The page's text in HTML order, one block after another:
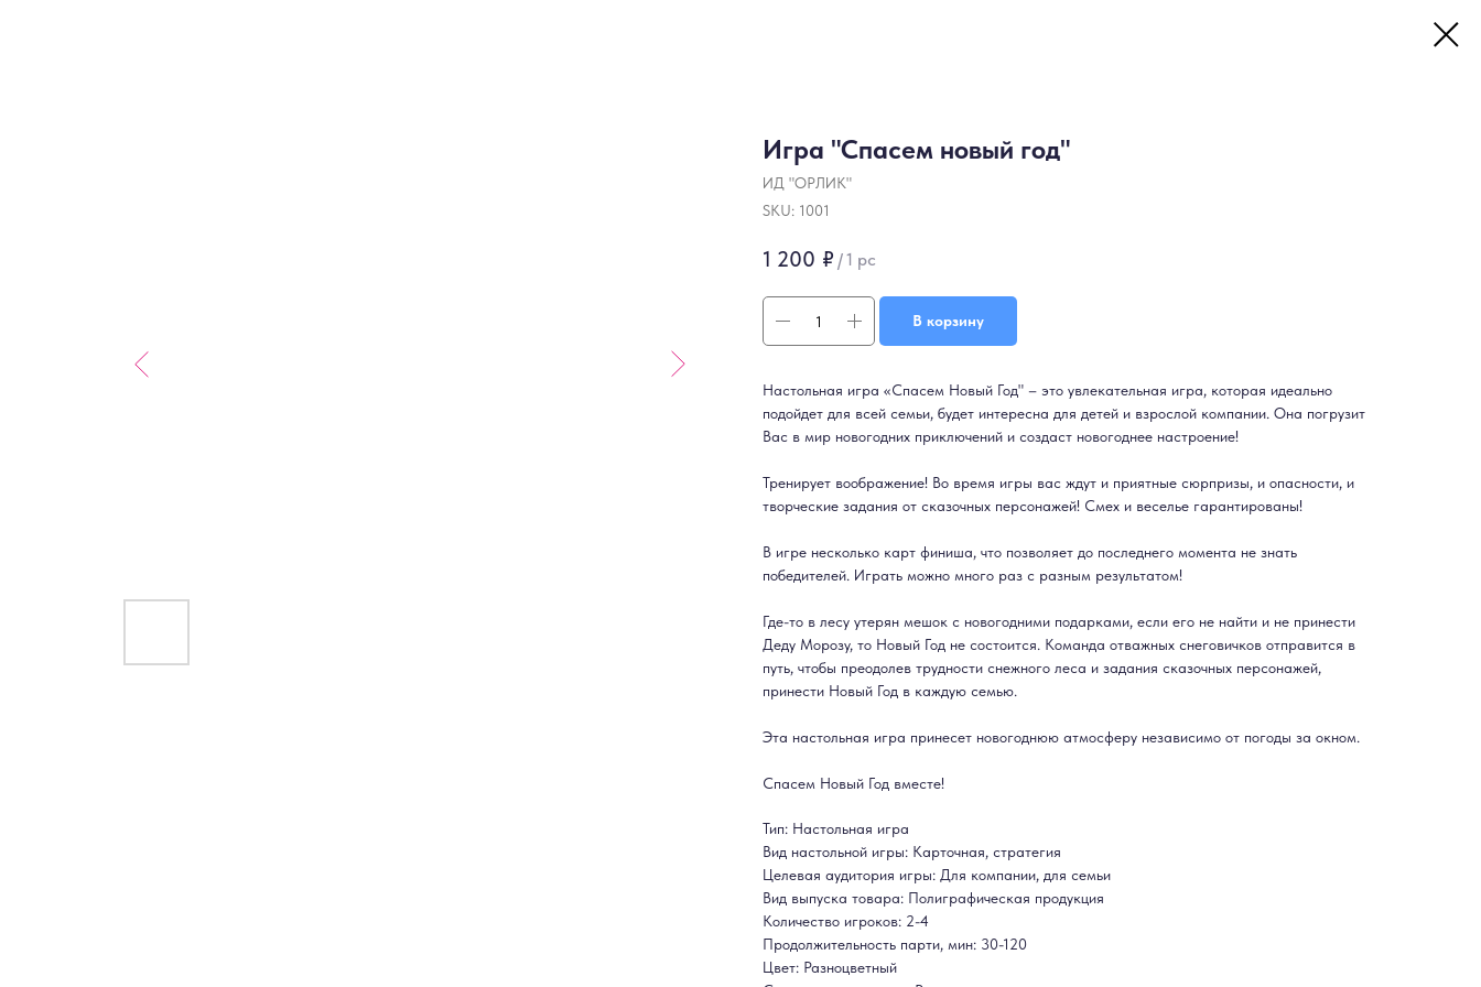
Игра "Спасем новый год"
ИД "ОРЛИК"
SKU: 1001
1 200 ₽ /1 pc
В корзину
Настольная игра «Спасем Новый Год" – это увлекательная игра, которая идеально
подойдет для всей семьи, будет интересна для детей и взрослой компании. Она погрузит
Вас в мир новогодних приключений и создаст новогоднее настроение!
Тренирует воображение! Во время игры вас ждут и приятные сюрпризы, и опасности, и
творческие задания от сказочных персонажей! Смех и веселье гарантированы!
В игре несколько карт финиша, что позволяет до последнего момента не знать
победителей. Играть можно много раз с разным результатом!
Где-то в лесу утерян мешок с новогодними подарками, если его не найти и не принести
Деду Морозу, то Новый Год не состоится. Команда отважных снеговичков отправится в
путь, чтобы преодолев трудности снежного леса и задания сказочных персонажей,
принести Новый Год в каждую семью.
Эта настольная игра принесет новогоднюю атмосферу независимо от погоды за окном.
Спасем Новый Год вместе!
Тип: Настольная игра
Вид настольной игры: Карточная, стратегия
Целевая аудитория игры: Для компании, для семьи
Вид выпуска товара: Полиграфическая продукция
Количество игроков: 2-4
Продолжительность парти, мин: 30-120
Цвет: Разноцветный